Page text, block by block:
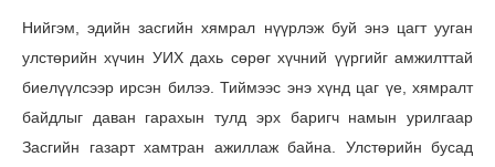
Нийгэм, эдийн засгийн хямрал нүүрлэж буй энэ цагт ууган
улстөрийн хүчин УИХ дахь сөрөг хүчний үүргийг амжилттай
биелүүлсээр ирсэн билээ. Тиймээс энэ хүнд цаг үе, хямралт
байдлыг даван гарахын тулд эрх баригч намын урилгаар
Засгийн газарт хамтран ажиллаж байна. Улстөрийн бусад